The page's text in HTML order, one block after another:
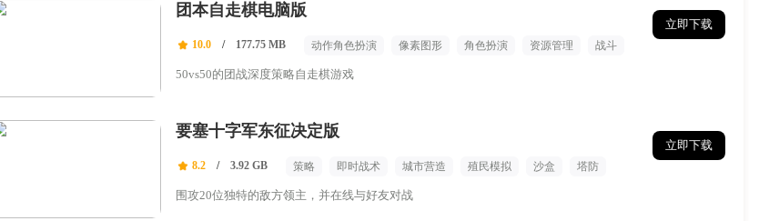
团本自走棋电脑版
10.0 / 177.75 MB 动作角色扮演 像素图形 角色扮演 资源管理
战斗
奇幻
50vs50的团战深度策略自走棋游戏
立即下载
要塞十字军东征决定版
8.2 / 3.92 GB 策略 即时战术 城市营造 殖民模拟 沙盒 塔防
围攻20位独特的敌方领主，并在线与好友对战
立即下载